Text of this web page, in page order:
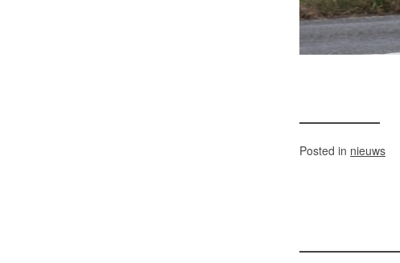
Posted in nieuws